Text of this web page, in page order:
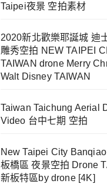
Taipei夜景 空拍素材
2020新北歡樂耶誕城 迪
雕秀空拍 NEW TAIPEI
TAIWAN drone Merry
Walt Disney TAIWAN
Taiwan Taichung Aerial
Video 台中七期 空拍
New Taipei City
板橋區 夜景空拍 Drone
新板特區by drone [4K]